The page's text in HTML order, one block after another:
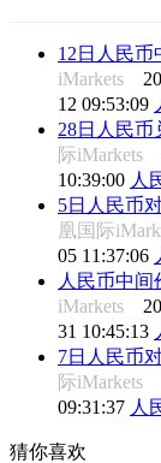
12日人民币
iMarkets
12 09:53:09
28日人民币
际iMarkets
10:39:00 人
5日人民币
凰国际
05 11:37:06
人民币中间
iMarkets
31 10:45:13
7日人民币
际iMarkets
09:31:37 人
猜你喜欢